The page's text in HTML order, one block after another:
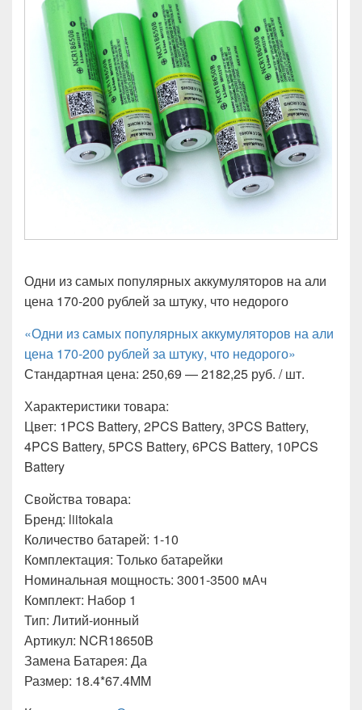
Одни из самых популярных аккумуляторов на али
цена 170-200 рублей за штуку, что недорого
«Одни из самых популярных аккумуляторов на али
цена 170-200 рублей за штуку, что недорого»
Стандартная цена: 250,69 — 2182,25 руб. / шт.
Характеристики товара:
Цвет: 1PCS Battery, 2PCS Battery, 3PCS Battery,
4PCS Battery, 5PCS Battery, 6PCS Battery, 10PCS
Battery
Свойства товара:
Бренд: liitokala
Количество батарей: 1-10
Комплектация: Только батарейки
Номинальная мощность: 3001-3500 мАч
Комплект: Набор 1
Тип: Литий-ионный
Артикул: NCR18650B
Замена Батарея: Да
Размер: 18.4*67.4MM